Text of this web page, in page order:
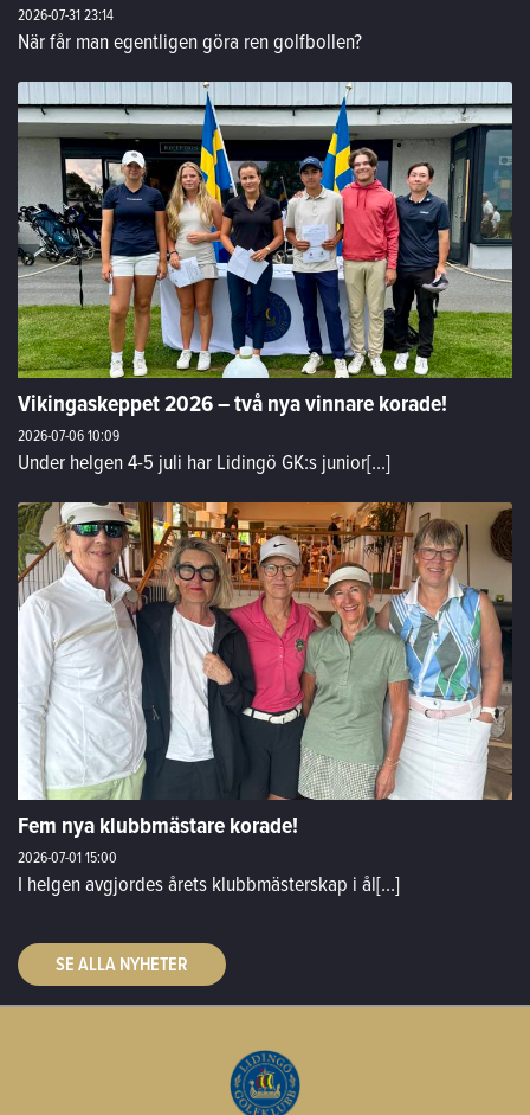
2026-07-3123:14
När får man egentligen göra ren golfbollen?
Vikingaskeppet 2026 – två nya vinnare korade!
2026-07-0610:09
Under helgen 4-5 juli har Lidingö GK:s junior[...]
Fem nya klubbmästare korade!
2026-07-0115:00
I helgen avgjordes årets klubbmästerskap i ål[...]
SE ALLA NYHETER